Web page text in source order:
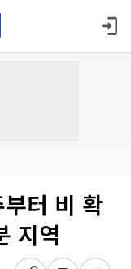
터 비 확
지역